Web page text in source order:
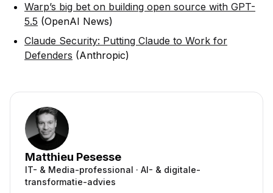
Warp’s big bet on building open source with GPT-
5.5 (OpenAI News)
Claude Security: Putting Claude to Work for
Defenders (Anthropic)
Matthieu Pesesse
IT- & Media-professional · AI- & digitale-
transformatie-advies